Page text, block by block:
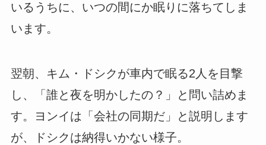
いるうちに、いつの間にか眠りに落ちてしま
います。
翌朝、キム・ドシクが車内で眠る2人を目撃
し、「誰と夜を明かしたの？」と問い詰めま
す。ヨンイは「会社の同期だ」と説明します
が、ドシクは納得いかない様子。